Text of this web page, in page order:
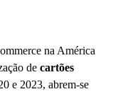
na América
de cartões
e 2023, abrem-se